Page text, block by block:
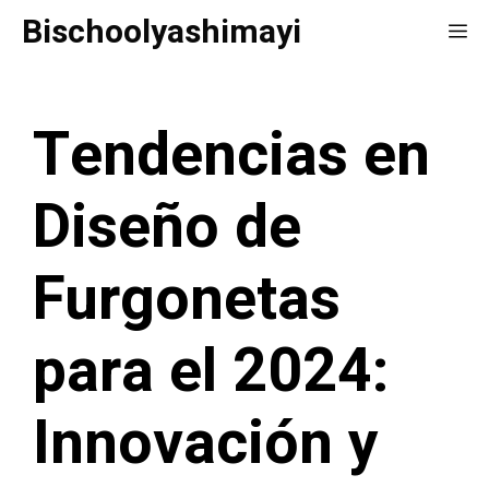
SaltarBischoolyashimayi
Tendencias en
Diseño de
Furgonetas
para el 2024:
Innovación y